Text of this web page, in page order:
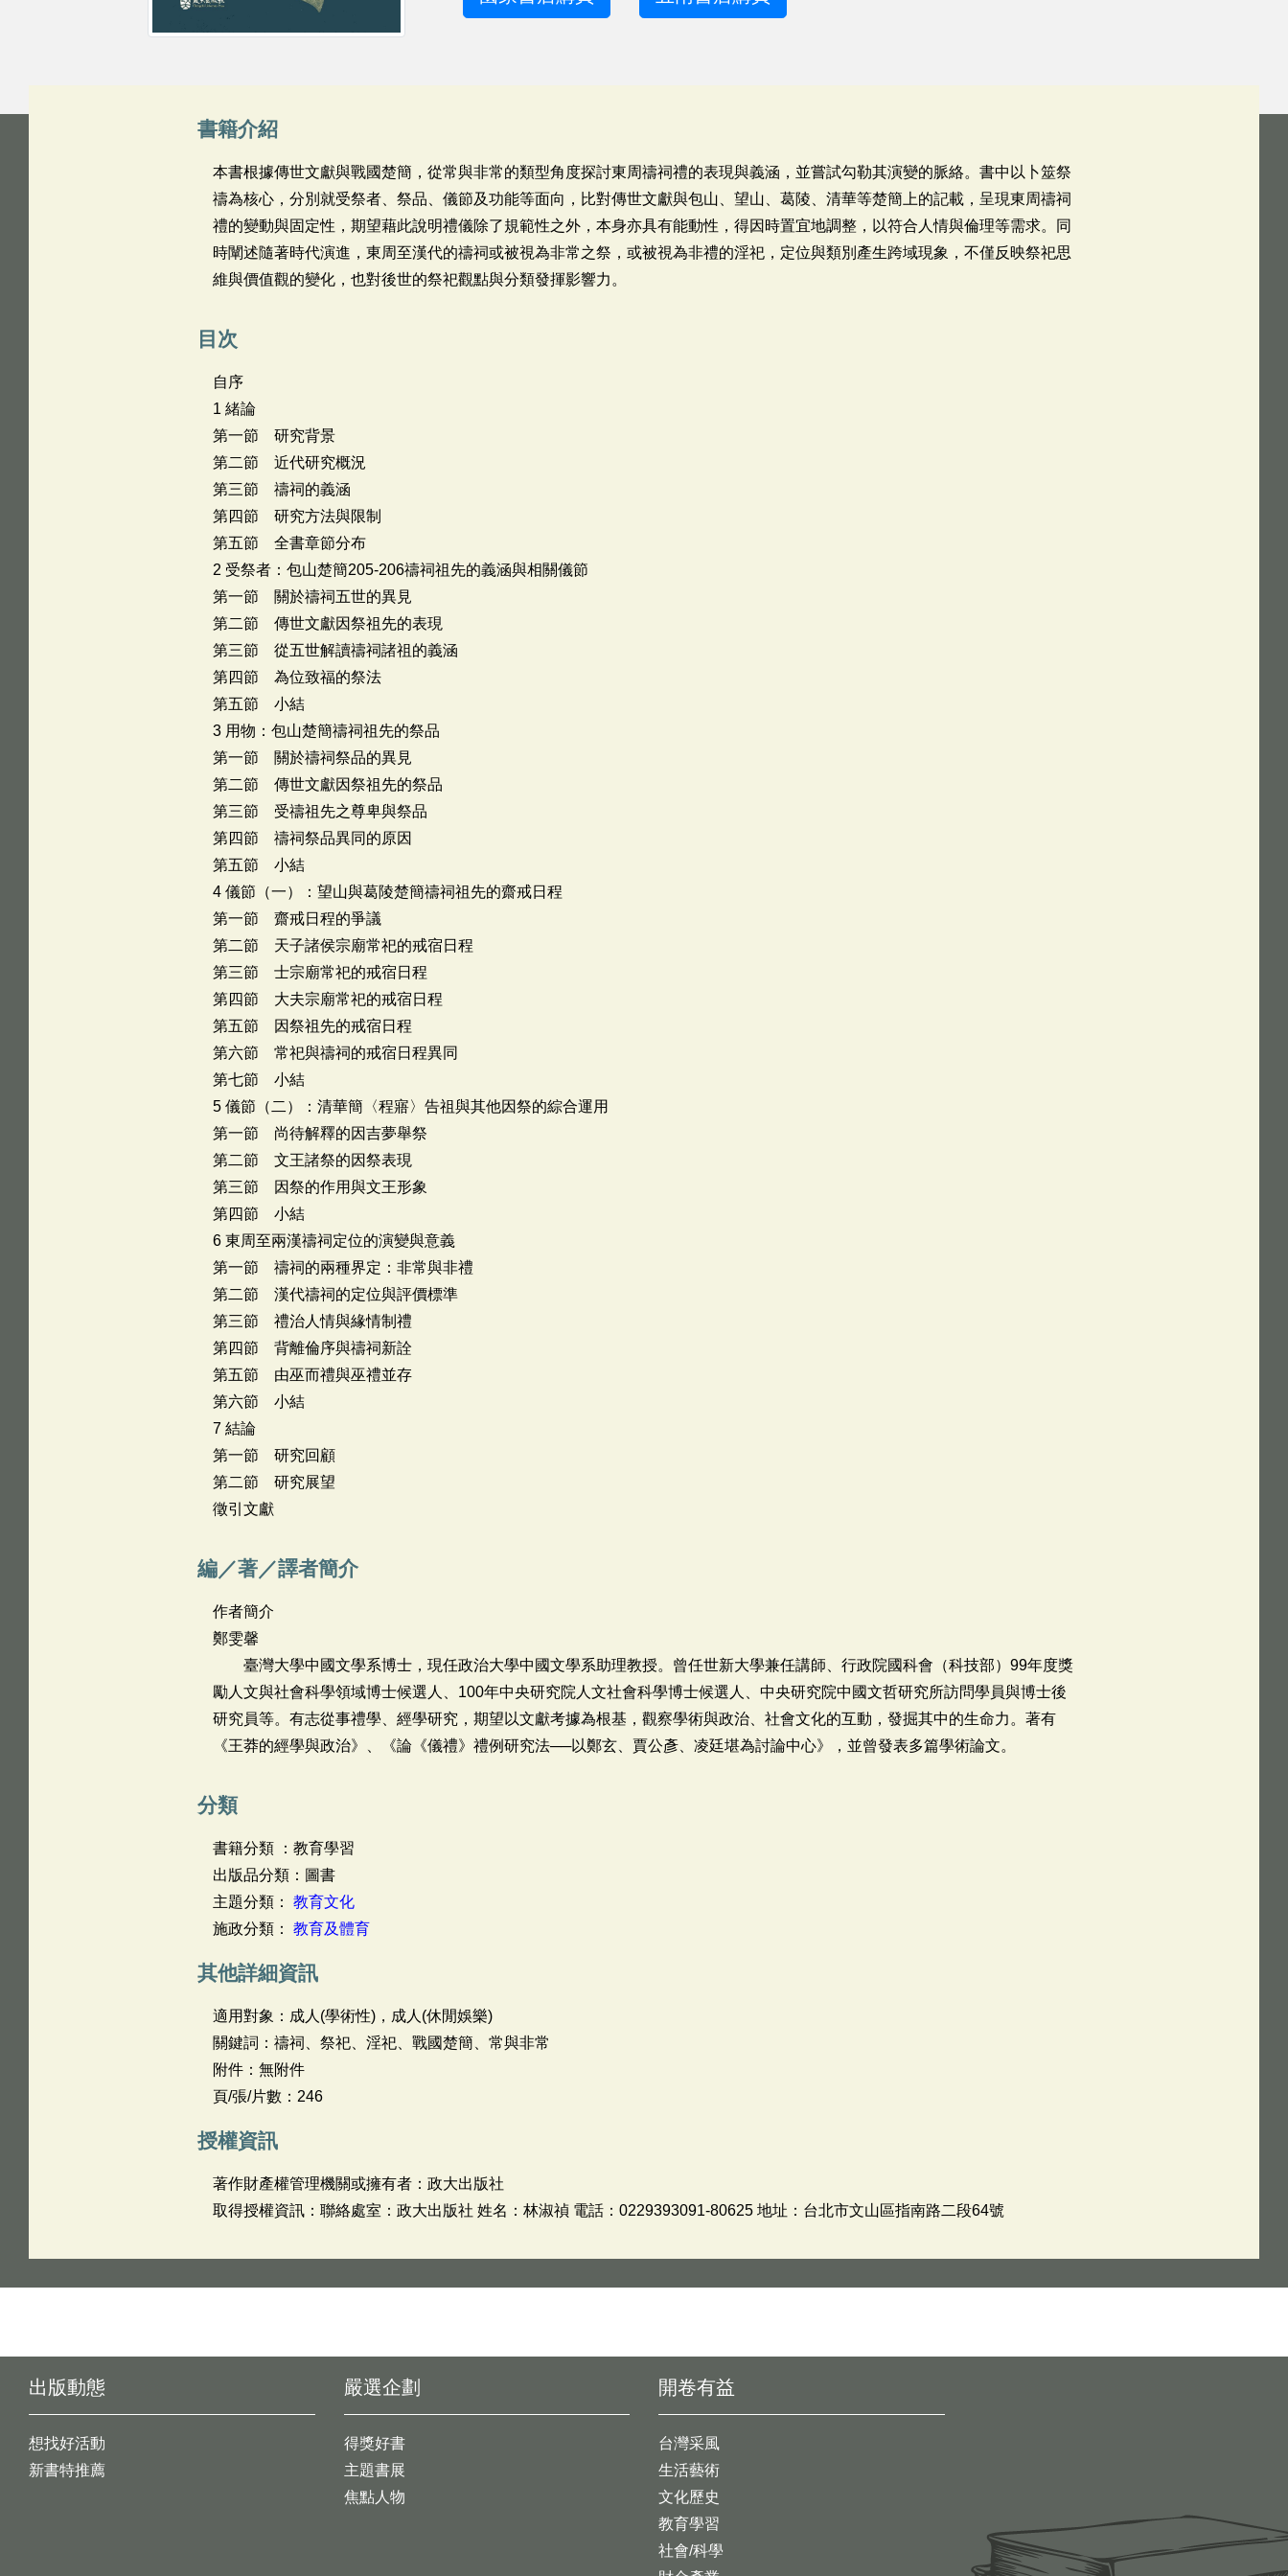
書籍介紹
本書根據傳世文獻與戰國楚簡，從常與非常的類型角度探討東周禱祠禮的表現與義涵，並嘗試勾勒其演變的脈絡。書中以卜筮祭
禱為核心，分別就受祭者、祭品、儀節及功能等面向，比對傳世文獻與包山、望山、葛陵、清華等楚簡上的記載，呈現東周禱祠
禮的變動與固定性，期望藉此說明禮儀除了規範性之外，本身亦具有能動性，得因時置宜地調整，以符合人情與倫理等需求。同
時闡述隨著時代演進，東周至漢代的禱祠或被視為非常之祭，或被視為非禮的淫祀，定位與類別產生跨域現象，不僅反映祭祀思
維與價值觀的變化，也對後世的祭祀觀點與分類發揮影響力。
目次
自序
1 緒論
第一節 研究背景
第二節 近代研究概況
第三節 禱祠的義涵
第四節 研究方法與限制
第五節 全書章節分布
2 受祭者：包山楚簡205-206禱祠祖先的義涵與相關儀節
第一節 關於禱祠五世的異見
第二節 傳世文獻因祭祖先的表現
第三節 從五世解讀禱祠諸祖的義涵
第四節 為位致福的祭法
第五節 小結
3 用物：包山楚簡禱祠祖先的祭品
第一節 關於禱祠祭品的異見
第二節 傳世文獻因祭祖先的祭品
第三節 受禱祖先之尊卑與祭品
第四節 禱祠祭品異同的原因
第五節 小結
4 儀節（一）：望山與葛陵楚簡禱祠祖先的齋戒日程
第一節 齋戒日程的爭議
第二節 天子諸侯宗廟常祀的戒宿日程
第三節 士宗廟常祀的戒宿日程
第四節 大夫宗廟常祀的戒宿日程
第五節 因祭祖先的戒宿日程
第六節 常祀與禱祠的戒宿日程異同
第七節 小結
5 儀節（二）：清華簡〈程寤〉告祖與其他因祭的綜合運用
第一節 尚待解釋的因吉夢舉祭
第二節 文王諸祭的因祭表現
第三節 因祭的作用與文王形象
第四節 小結
6 東周至兩漢禱祠定位的演變與意義
第一節 禱祠的兩種界定：非常與非禮
第二節 漢代禱祠的定位與評價標準
第三節 禮治人情與緣情制禮
第四節 背離倫序與禱祠新詮
第五節 由巫而禮與巫禮並存
第六節 小結
7 結論
第一節 研究回顧
第二節 研究展望
徵引文獻
編／著／譯者簡介
作者簡介
鄭雯馨
臺灣大學中國文學系博士，現任政治大學中國文學系助理教授。曾任世新大學兼任講師、行政院國科會（科技部）99年度獎
勵人文與社會科學領域博士候選人、100年中央研究院人文社會科學博士候選人、中央研究院中國文哲研究所訪問學員與博士後
研究員等。有志從事禮學、經學研究，期望以文獻考據為根基，觀察學術與政治、社會文化的互動，發掘其中的生命力。著有
《王莽的經學與政治》、《論《儀禮》禮例研究法──以鄭玄、賈公彥、凌廷堪為討論中心》，並曾發表多篇學術論文。
分類
書籍分類 ：教育學習
出版品分類：圖書
主題分類： 教育文化
施政分類： 教育及體育
其他詳細資訊
適用對象：成人(學術性)，成人(休閒娛樂)
關鍵詞：禱祠、祭祀、淫祀、戰國楚簡、常與非常
附件：無附件
頁/張/片數：246
授權資訊
著作財產權管理機關或擁有者：政大出版社
取得授權資訊：聯絡處室：政大出版社 姓名：林淑禎 電話：0229393091-80625 地址：台北市文山區指南路二段64號
出版動態
想找好活動
新書特推薦
開卷有益
台灣采風
生活藝術
文化歷史
教育學習
社會/科學
嚴選企劃
得獎好書
主題書展
焦點人物